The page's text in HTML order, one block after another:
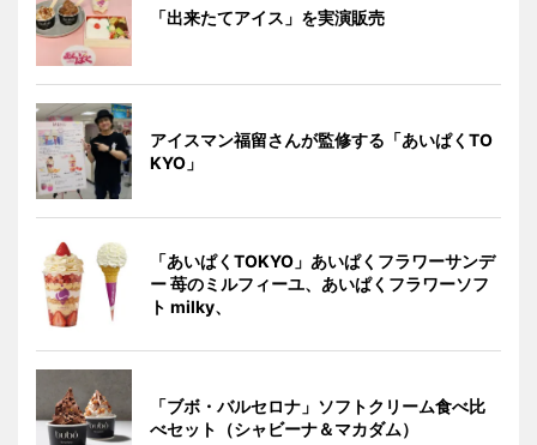
「出来たてアイス」を実演販売
アイスマン福留さんが監修する「あいぱくTO
KYO」
「あいぱくTOKYO」あいぱくフラワーサンデ
ー 苺のミルフィーユ、あいぱくフラワーソフ
ト milky、
「ブボ・バルセロナ」ソフトクリーム食べ比
べセット（シャビーナ＆マカダム）